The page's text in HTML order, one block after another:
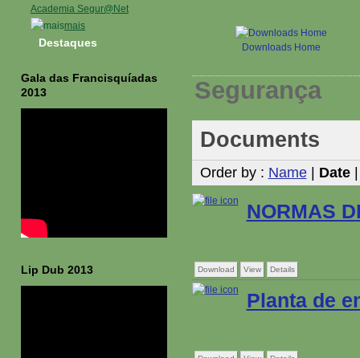
Academia Segur@Net
mais
Downloads Home
Segurança
Documents
Order by : Name| Date
NORMAS
Download View Details
Planta de
Destaques
Gala das Francisquíadas
2013
Lip Dub 2013